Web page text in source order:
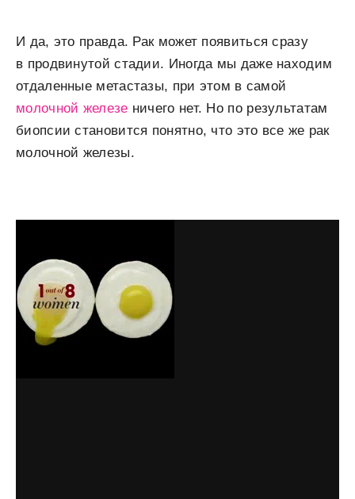
И да, это правда. Рак может появиться сразу
в продвинутой стадии. Иногда мы даже находим
отдаленные метастазы, при этом в самой
молочной железе ничего нет. Но по результатам
биопсии становится понятно, что это все же рак
молочной железы.